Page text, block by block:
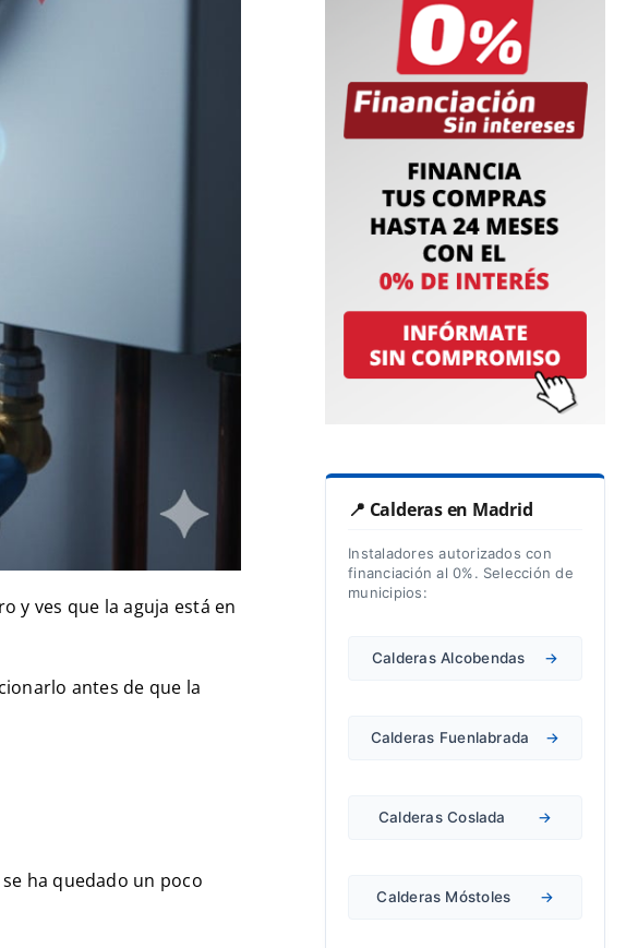
y ves que la aguja está en
antes de que la
ha quedado un poco
📍 Calderas en Madrid
Instaladores autorizados con
financiación al 0%. Selección de
municipios:
Calderas Alcobendas →
Calderas Fuenlabrada →
Calderas Coslada →
Calderas Móstoles →